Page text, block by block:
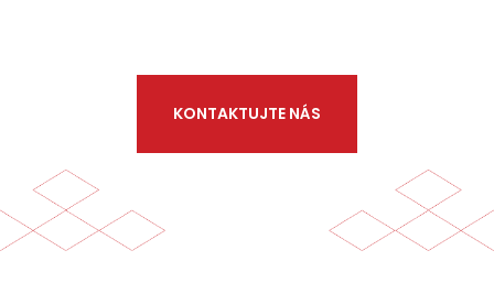
KONTAKTUJTE NÁS